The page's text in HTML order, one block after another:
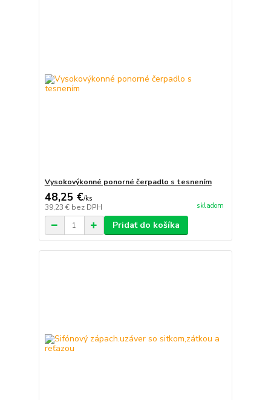
Vysokovýkonné ponorné čerpadlo s tesnením
48,25 €/ks
39,23 € bez DPH skladom
Pridať do košíka